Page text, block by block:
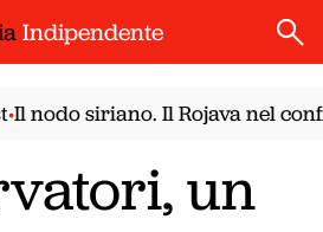
Indipendente
siriano. Il Rojava nel
un